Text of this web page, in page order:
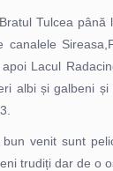
Tulcea
Lacul
albi și galbeni
venit sunt
trudiți dar de o